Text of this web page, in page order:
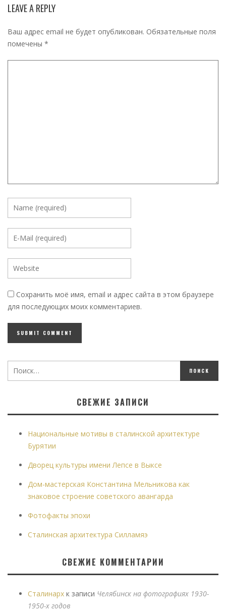
LEAVE A REPLY
Ваш адрес email не будет опубликован. Обязательные поля
помечены *
Сохранить моё имя, email и адрес сайта в этом браузере
для последующих моих комментариев.
СВЕЖИЕ ЗАПИСИ
Национальные мотивы в сталинской архитектуре
Бурятии
Дворец культуры имени Лепсе в Выксе
Дом-мастерская Константина Мельникова как
знаковое строение советского авангарда
Фотофакты эпохи
Сталинская архитектура Силламяэ
СВЕЖИЕ КОММЕНТАРИИ
Сталинарх к записи Челябинск на фотографиях 1930-
1950-х годов